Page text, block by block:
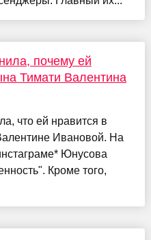
почему ей
Тимати Валентина
что ей нравится в
Ивановой. На
Юнусова
Кроме того,